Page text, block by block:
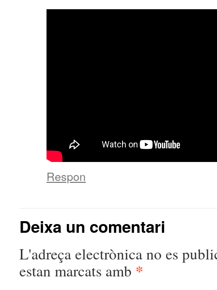
Respon
Deixa un comentari
L'adreça electrònica no es
estan marcats amb *